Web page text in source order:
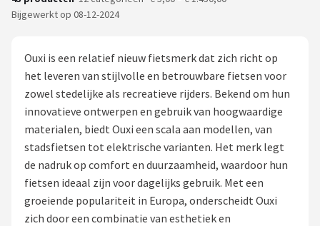
Fietsroutes
Kinderfietsen
Stadsfietsen
Elektrische fietsen
Mountainbikes
Bijgewerkt op 08-12-2024
Ouxi is een relatief nieuw fietsmerk dat zich richt op
het leveren van stijlvolle en betrouwbare fietsen voor
zowel stedelijke als recreatieve rijders. Bekend om hun
innovatieve ontwerpen en gebruik van hoogwaardige
materialen, biedt Ouxi een scala aan modellen, van
stadsfietsen tot elektrische varianten. Het merk legt
de nadruk op comfort en duurzaamheid, waardoor hun
fietsen ideaal zijn voor dagelijks gebruik. Met een
groeiende populariteit in Europa, onderscheidt Ouxi
zich door een combinatie van esthetiek en